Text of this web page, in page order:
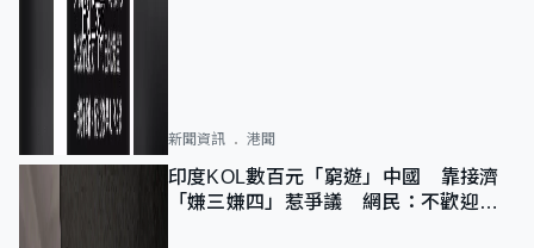
新聞資訊 港聞
印度KOL數百元「窮遊」中國 靠接濟
「嫌三嫌四」惹爭議 網民：不歡迎劣